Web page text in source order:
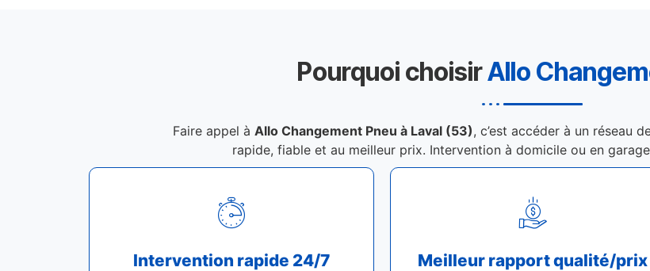
Pourquoi choisirAllo
Faire appel à Allo Changement Pneu à Laval (53), c’est accéder à un réseau
rapide, fiable et au meilleur prix. Intervention à domicile ou en
Intervention rapide 24/7 Meilleur rapport qualité/prix